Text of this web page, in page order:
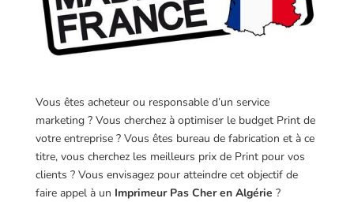
Vous êtes acheteur ou responsable d’un service
marketing ? Vous cherchez à optimiser le budget Print de
votre entreprise ? Vous êtes bureau de fabrication et à ce
titre, vous cherchez les meilleurs prix de Print pour vos
clients ? Vous envisagez pour atteindre cet objectif de
faire appel à un Imprimeur Pas Cher en Algérie ?